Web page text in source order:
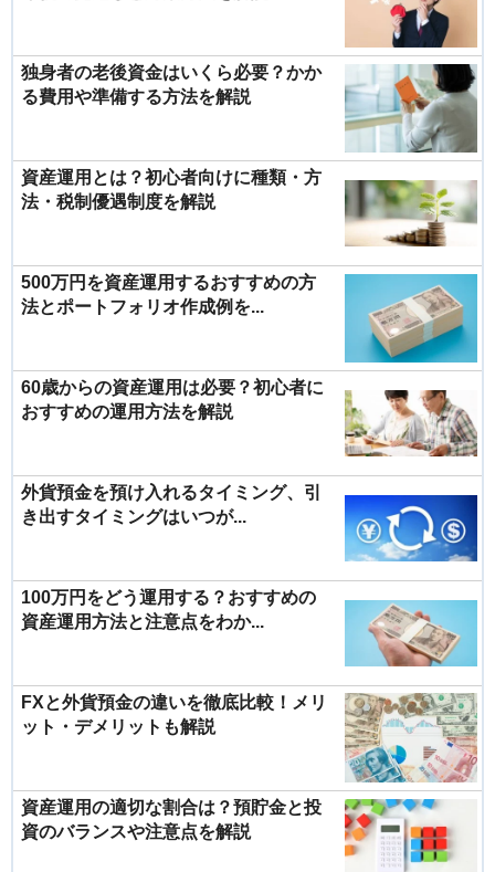
独身者の老後資金はいくら必要？かか
る費用や準備する方法を解説
資産運用とは？初心者向けに種類・方
法・税制優遇制度を解説
500万円を資産運用するおすすめの方
法とポートフォリオ作成例を...
60歳からの資産運用は必要？初心者に
おすすめの運用方法を解説
外貨預金を預け入れるタイミング、引
き出すタイミングはいつが...
100万円をどう運用する？おすすめの
資産運用方法と注意点をわか...
FXと外貨預金の違いを徹底比較！メリ
ット・デメリットも解説
資産運用の適切な割合は？預貯金と投
資のバランスや注意点を解説